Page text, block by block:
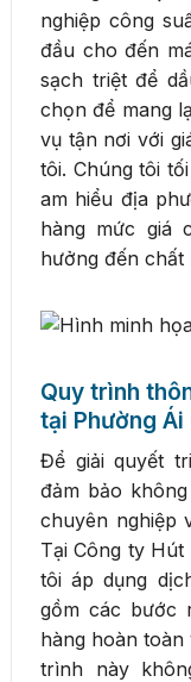
nghiệp công
đầu cho đến
sạch triệt để
chọn để mang
vụ tận nơi với
tôi. Chúng tôi
am hiểu địa
hàng mức giá
hưởng đến chất
Quy trình
tại Phường Ái
Để giải quyết
đảm bảo
chuyên nghiệp
Tại Công ty Hút
tôi áp dụng
gồm các bước
hàng hoàn toàn
trình này